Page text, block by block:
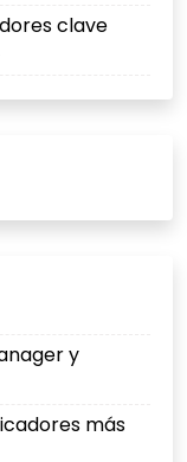
clave
y
más